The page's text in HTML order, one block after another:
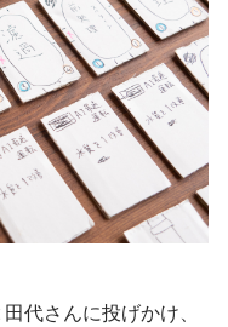
代さんに投げかけ、